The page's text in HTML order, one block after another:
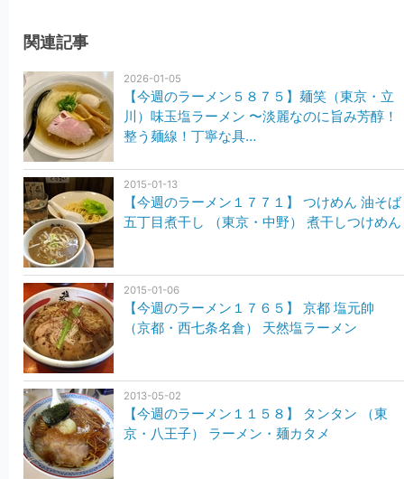
関連記事
2026-01-05
【今週のラーメン５８７５】麺笑（東京・立
川）味玉塩ラーメン 〜淡麗なのに旨み芳醇！
整う麺線！丁寧な具…
2015-01-13
【今週のラーメン１７７１】 つけめん 油そば
五丁目煮干し （東京・中野） 煮干しつけめん
2015-01-06
【今週のラーメン１７６５】 京都 塩元帥
（京都・西七条名倉） 天然塩ラーメン
2013-05-02
【今週のラーメン１１５８】 タンタン （東
京・八王子） ラーメン・麺カタメ